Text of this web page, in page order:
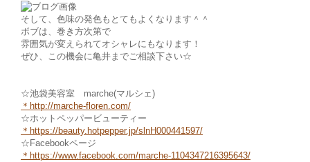
そして、色味の発色もとてもよくなります＾＾
ボブは、巻き方次第で
雰囲気が変えられてオシャレにもなります！
ぜひ、この機会に亀井までご相談下さい☆
☆池袋美容室 marche(マルシェ)
＊ http://marche-floren.com/
☆ホットペッパービューティー
＊ https://beauty.hotpepper.jp/slnH000441597/
☆Facebookページ
＊https://www.facebook.com/marche-1104347216395643/